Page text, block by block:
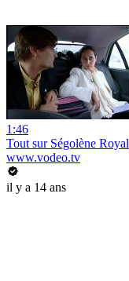
1:46
Tout sur Ségolène Royal
www.vodeo.tv
il y a 14 ans